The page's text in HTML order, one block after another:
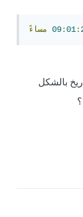
09:01: مساءً
بالشكل